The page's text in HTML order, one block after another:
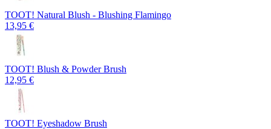
TOOT! Natural Blush - Blushing Flamingo
13,95 €
TOOT! Blush & Powder Brush
12,95 €
TOOT! Eyeshadow Brush